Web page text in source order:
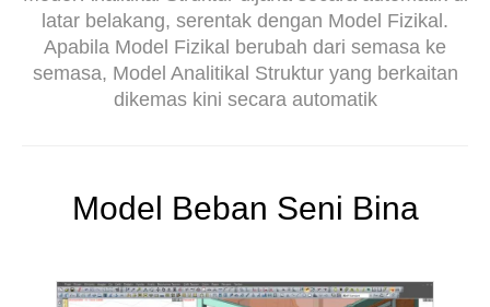
latar belakang, serentak dengan Model Fizikal.
Apabila Model Fizikal berubah dari semasa ke
semasa, Model Analitikal Struktur yang berkaitan
dikemas kini secara automatik
Model Beban Seni Bina